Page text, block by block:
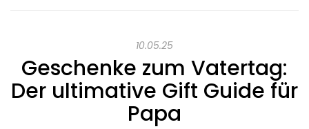
10.05.25
Geschenke zum Vatertag:
Der ultimative Gift Guide für
Papa